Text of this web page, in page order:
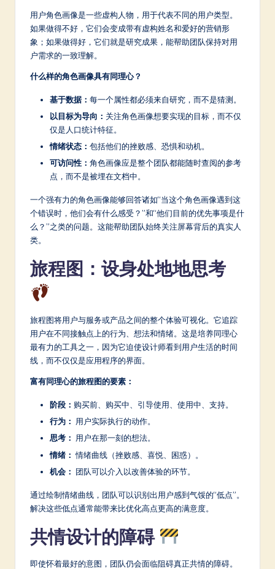
用户角色画像是一些虚构人物，用于代表不同的用户类型。
如果做得不好，它们会变成带有虚构姓名和爱好的营销形
象；如果做得好，它们就是研究成果，能帮助团队保持对用
户需求的一致理解。
什么样的角色画像具有同理心？
基于数据： 每一个属性都必须来自研究，而不是猜测。
以目标为导向： 关注角色画像想要实现的目标，而不仅
仅是人口统计特征。
情绪状态： 包括他们的挫败感、恐惧和动机。
可访问性： 角色画像应是整个团队都能随时查阅的参考
点，而不是被埋在文档中。
一个强有力的角色画像能够回答诸如“当这个角色画像遇到这
个错误时，他们会有什么感受？”和“他们目前的优先事项是什
么？”之类的问题。这能帮助团队始终关注屏幕背后的真实人
类。
旅程图：设身处地地思考
旅程图将用户与服务或产品之间的整个体验可视化。它追踪
用户在不同接触点上的行为、想法和情绪。这是培养同理心
最有力的工具之一，因为它迫使设计师看到用户生活的时间
线，而不仅仅是应用程序的界面。
富有同理心的旅程图的要素：
阶段： 购买前、购买中、引导使用、使用中、支持。
行为： 用户实际执行的动作。
思考： 用户在那一刻的想法。
情绪： 情绪曲线（挫败感、喜悦、困惑）。
机会： 团队可以介入以改善体验的环节。
通过绘制情绪曲线，团队可以识别出用户感到气馁的“低点”。
解决这些低点通常能带来比优化高点更高的满意度。
共情设计的障碍
即使怀着最好的意图，团队仍会面临阻碍真正共情的障碍。